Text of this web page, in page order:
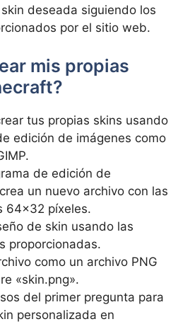
deseada siguiendo los
por ‌el ‍sitio‍ web.
mis propias
tus propias‍ skins ⁤usando
edición de imágenes como⁤
de edición de
un nuevo ⁤archivo con las
64×32 píxeles.
⁣de skin ⁤usando las
proporcionadas.
como un ‍archivo PNG
«skin.png».
del primer pregunta para
personalizada en